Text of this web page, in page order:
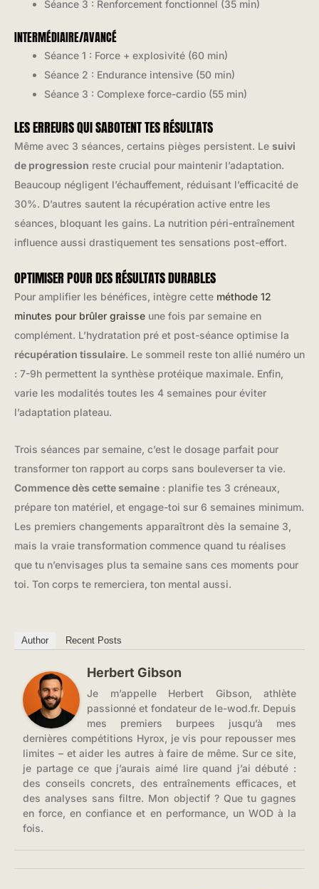
Séance 3 : Renforcement fonctionnel (35 min)
INTERMÉDIAIRE/AVANCÉ
Séance 1 : Force + explosivité (60 min)
Séance 2 : Endurance intensive (50 min)
Séance 3 : Complexe force-cardio (55 min)
LES ERREURS QUI SABOTENT TES RÉSULTATS
Même avec 3 séances, certains pièges persistent. Le suivi
de progression reste crucial pour maintenir l’adaptation.
Beaucoup négligent l’échauffement, réduisant l’efficacité de
30%. D’autres sautent la récupération active entre les
séances, bloquant les gains. La nutrition péri-entraînement
influence aussi drastiquement tes sensations post-effort.
OPTIMISER POUR DES RÉSULTATS DURABLES
Pour amplifier les bénéfices, intègre cette méthode 12
minutes pour brûler graisse une fois par semaine en
complément. L’hydratation pré et post-séance optimise la
récupération tissulaire. Le sommeil reste ton allié numéro un
: 7-9h permettent la synthèse protéique maximale. Enfin,
varie les modalités toutes les 4 semaines pour éviter
l’adaptation plateau.
Trois séances par semaine, c’est le dosage parfait pour
transformer ton rapport au corps sans bouleverser ta vie.
Commence dès cette semaine : planifie tes 3 créneaux,
prépare ton matériel, et engage-toi sur 6 semaines minimum.
Les premiers changements apparaîtront dès la semaine 3,
mais la vraie transformation commence quand tu réalises
que tu n’envisages plus ta semaine sans ces moments pour
toi. Ton corps te remerciera, ton mental aussi.
Author Recent Posts
Herbert Gibson
Je m’appelle Herbert Gibson, athlète
passionné et fondateur de le-wod.fr. Depuis
mes premiers burpees jusqu’à mes
dernières compétitions Hyrox, je vis pour repousser mes
limites – et aider les autres à faire de même. Sur ce site,
je partage ce que j’aurais aimé lire quand j’ai débuté :
des conseils concrets, des entraînements efficaces, et
des analyses sans filtre. Mon objectif ? Que tu gagnes
en force, en confiance et en performance, un WOD à la
fois.